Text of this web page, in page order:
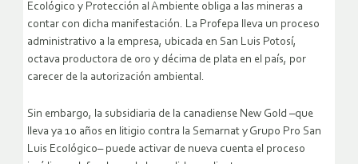
Ecológico y Protección al Ambiente obliga a las mineras a
contar con dicha manifestación. La Profepa lleva un proceso
administrativo a la empresa, ubicada en San Luis Potosí,
octava productora de oro y décima de plata en el país, por
carecer de la autorización ambiental.
Sin embargo, la subsidiaria de la canadiense New Gold –que
lleva ya 10 años en litigio contra la Semarnat y Grupo Pro San
Luis Ecológico– puede activar de nueva cuenta el proceso